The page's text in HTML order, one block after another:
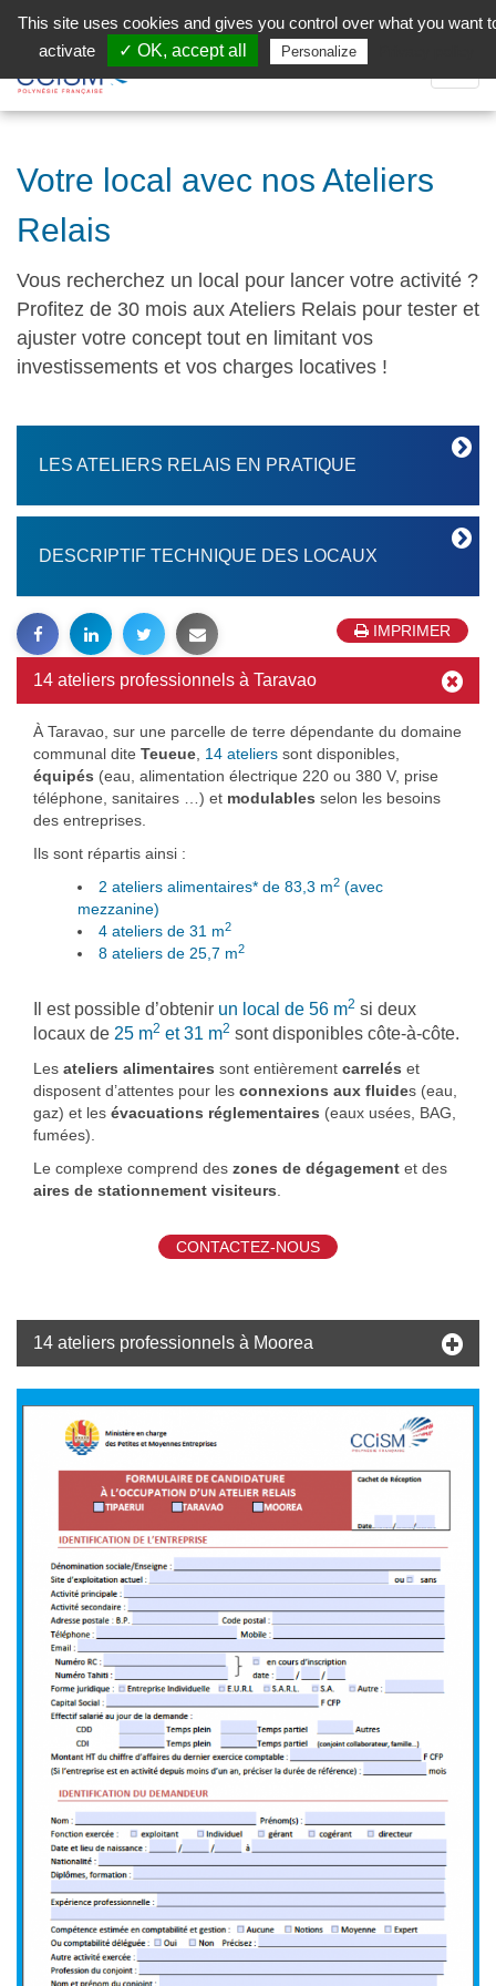
Facebook (Customer Chat) is disabled.
la
Votre local avec nos Ateliers
Relais
Vous recherchez un local pour lancer votre activité ?
Profitez de 30 mois aux Ateliers Relais pour tester et
ajuster votre concept tout en limitant vos
investissements et vos charges locatives !
LES ATELIERS RELAIS EN PRATIQUE
DESCRIPTIF TECHNIQUE DES LOCAUX
IMPRIMER
14 ateliers professionnels à Taravao
À Taravao, sur une parcelle de terre dépendante du domaine
communal dite Teueue 14 ateliers sont disponibles,
équipés (eau, alimentation électrique 220 ou 380 V, prise
téléphone, sanitaires …) et modulables selon les besoins
des entreprises.
Ils sont répartis ainsi :
2 ateliers alimentaires* de 83,3 m2 (avec
mezzanine)
4 ateliers de 31 m2
8 ateliers de 25,7 m2
Il est possible d’obtenir un local de 56 m2 si deux
locaux de 25 m2 et 31 m2 sont disponibles côte-à-côte.
Les ateliers alimentaires sont entièrement carrelés et
disposent d’attentes pour les connexions aux fluides (eau,
gaz) et les évacuations réglementaires (eaux usées, BAG,
fumées).
Le complexe comprend des zones de dégagement et des
aires de stationnement visiteurs
CONTACTEZ-NOUS
14 ateliers professionnels à Moorea
This site uses cookies and gives you control over what you want
activate
✓ OK, accept all Personalize